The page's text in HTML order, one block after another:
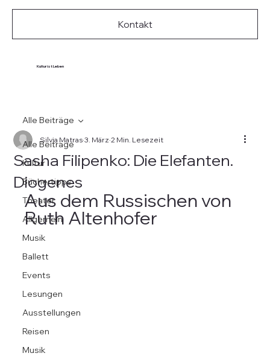
Kultur ist Leben
Kontakt
Alle Beiträge
Kultur
Büchertipps
Theater
Allgemein
Musik
Ballett
Events
Lesungen
Ausstellungen
Reisen
Musik
Alle Beiträge
Sasha Filipenko: Die Elefanten.
Diogenes
Silvia Matras 3. März 2 Min. Lesezeit
Aus dem Russischen von
Ruth Altenhofer